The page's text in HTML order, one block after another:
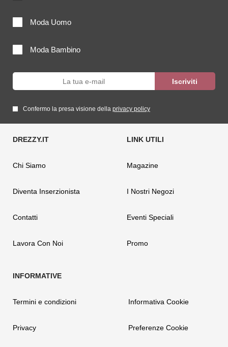
Moda Uomo
Moda Bambino
Confermo la presa visione della privacy policy
Chi Siamo
Diventa Inserzionista
Contatti
Lavora Con Noi
Magazine
I Nostri Negozi
Eventi Speciali
Promo
Termini e condizioni
Privacy
Informativa Cookie
Preferenze Cookie